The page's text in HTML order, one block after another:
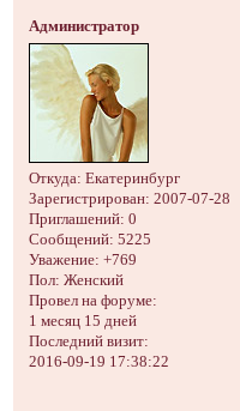
Администратор
Откуда: Екатеринбург
Зарегистрирован: 2007-07-28
Приглашений: 0
Сообщений: 5225
Уважение: +769
Пол: Женский
Провел на форуме:
1 месяц 15 дней
Последний визит:
2016-09-19 17:38:22